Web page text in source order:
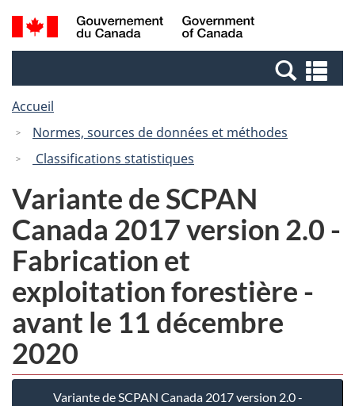
Passer
au
Passer
à
Canada
Recherche
et
et
Accueil
Normes, sources de données et méthodes
Classifications statistiques
Variante de SCPAN
Canada 2017 version 2.0 -
Fabrication et
exploitation forestière -
avant le 11 décembre
2020
Variante de SCPAN Canada 2017 version 2.0 -